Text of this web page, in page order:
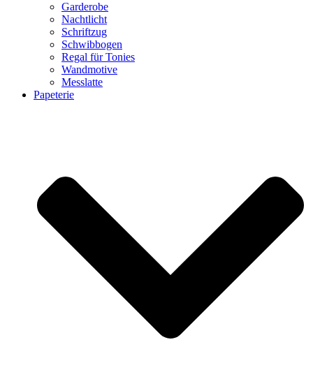
Garderobe
Nachtlicht
Schriftzug
Schwibbogen
Regal für Tonies
Wandmotive
Messlatte
Papeterie